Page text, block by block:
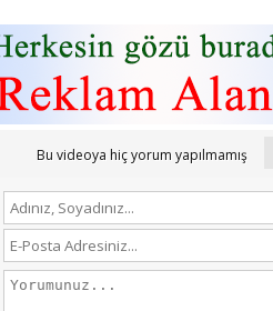
Bu videoya hiç yorum yapılmamış